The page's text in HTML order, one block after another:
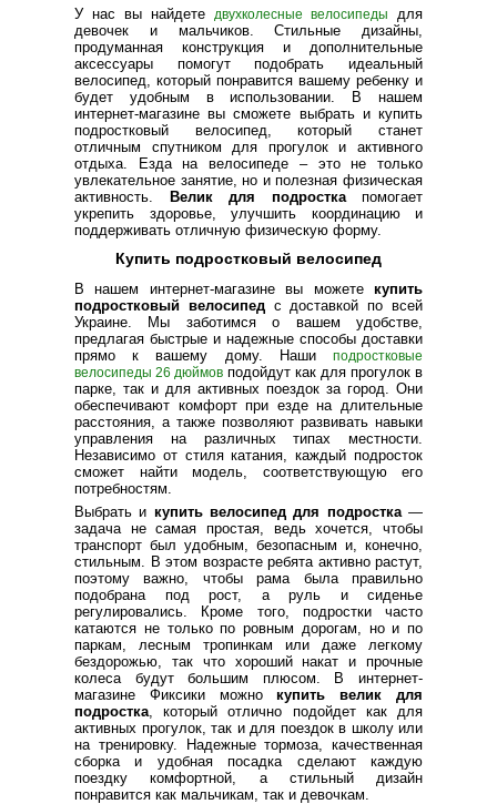
У нас вы найдете двухколесные велосипеды
для
девочек и мальчиков. Стильные дизайны,
продуманная конструкция и дополнительные
аксессуары помогут подобрать идеальный
велосипед, который понравится вашему ребенку и
будет удобным в использовании. В нашем
интернет-магазине вы сможете выбрать и купить
подростковый велосипед, который станет
отличным спутником для прогулок и активного
отдыха. Езда на велосипеде – это не только
увлекательное занятие, но и полезная физическая
активность.
Велик для подросткапомогает
укрепить здоровье, улучшить координацию и
поддерживать отличную физическую форму.
Купить подростковый велосипед
В нашем интернет-магазине вы можете купить
подростковый велосипедс доставкой по всей
Украине. Мы заботимся о вашем удобстве,
предлагая быстрые и надежные способы доставки
прямо к вашему дому. Наши подростковые
велосипеды 26 дюймов подойдут как для прогулок в
парке, так и для активных поездок за город. Они
обеспечивают комфорт при езде на длительные
расстояния, а также позволяют развивать навыки
управления на различных типах местности.
Независимо от стиля катания, каждый подросток
сможет найти модель, соответствующую его
потребностям.
Выбрать и купить велосипед для подростка—
задача не самая простая, ведь хочется, чтобы
транспорт был удобным, безопасным и, конечно,
стильным. В этом возрасте ребята активно растут,
поэтому важно, чтобы рама была правильно
подобрана под рост, а руль и сиденье
регулировались. Кроме того, подростки часто
катаются не только по ровным дорогам, но и по
паркам, лесным тропинкам или даже легкому
бездорожью, так что хороший накат и прочные
колеса будут большим плюсом. В интернет-
магазине Фиксики можнокупить велик для
подростка , который отлично подойдет как для
активных прогулок, так и для поездок в школу или
на тренировку. Надежные тормоза, качественная
сборка и удобная посадка сделают каждую
поездку комфортной, а стильный дизайн
понравится как мальчикам, так и девочкам.